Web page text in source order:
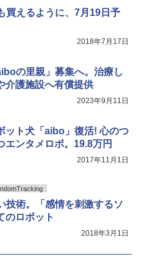
買えるように、7月19日予
2018年7月17日
の里親」募集へ。治療し
介護施設へ有償提供
2023年9月11日
ット犬「aibo」復活! 心のつ
エンタメロボ。19.8万円
2017年11月1日
技術。「感情を刺激するソ
のロボット
2018年3月1日